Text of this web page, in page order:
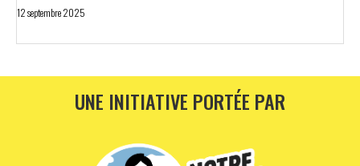
12 septembre 2025
UNE INITIATIVE PORTÉE PAR